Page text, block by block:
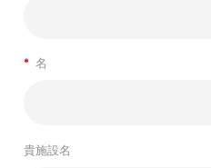
* 名
貴施設名